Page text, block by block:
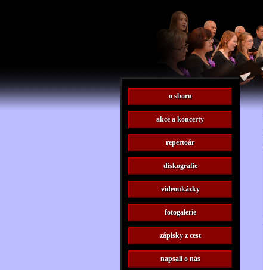
o sboru
akce a koncerty
repertoár
diskografie
videoukázky
fotogalerie
zápisky z cest
napsali o nás